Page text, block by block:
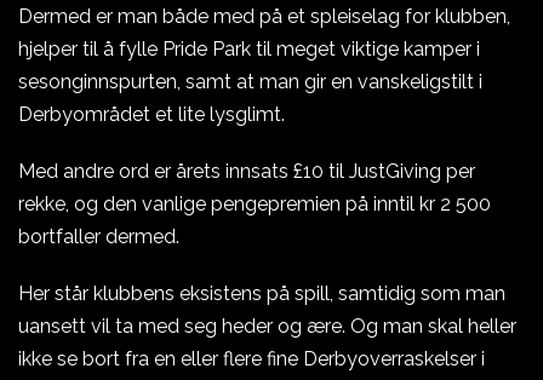
Dermed er man både med på et spleiselag for klubben,
hjelper til å fylle Pride Park til meget viktige kamper i
sesonginnspurten, samt at man gir en vanskeligstilt i
Derbyområdet et lite lysglimt.
Med andre ord er årets innsats £10 til JustGiving per
rekke, og den vanlige pengepremien på inntil kr 2 500
bortfaller dermed.
Her står klubbens eksistens på spill, samtidig som man
uansett vil ta med seg heder og ære. Og man skal heller
ikke se bort fra en eller flere fine Derbyoverraskelser i